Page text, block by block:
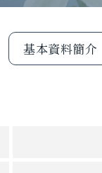
基本資料簡介